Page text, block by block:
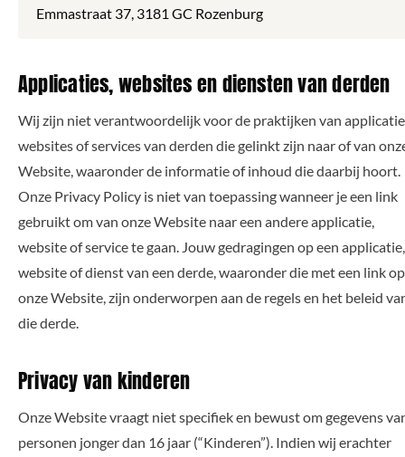
Emmastraat 37, 3181 GC Rozenburg
Applicaties, websites en diensten van derden
Wij zijn niet verantwoordelijk voor de praktijken van
websites of services van derden die gelinkt zijn naar of van
Website, waaronder de informatie of inhoud die daarbij hoort.
Onze Privacy Policy is niet van toepassing wanneer je een link
gebruikt om van onze Website naar een andere applicatie,
website of service te gaan. Jouw gedragingen op een applicatie,
website of dienst van een derde, waaronder die met een link op
onze Website, zijn onderworpen aan de regels en het beleid
die derde.
Privacy van kinderen
Onze Website vraagt niet specifiek en bewust om gegevens
personen jonger dan 16 jaar (“Kinderen”). Indien wij erachter